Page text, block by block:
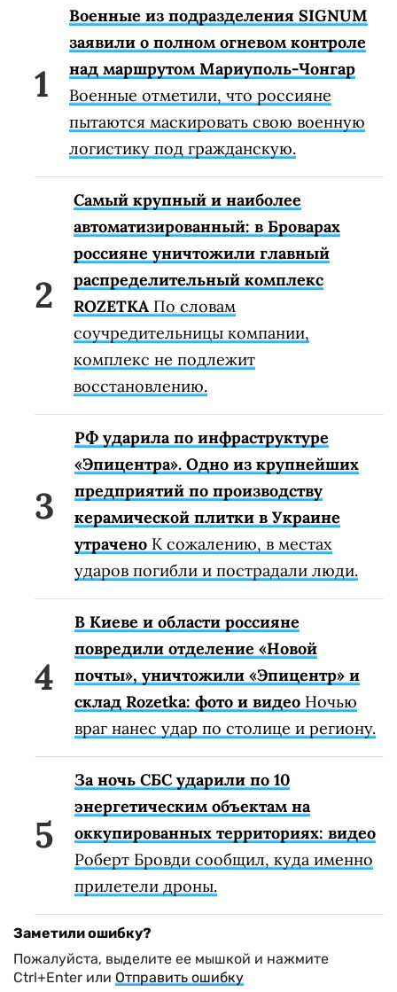
Военные из подразделения SIGNUM
заявили о полном огневом контроле
над маршрутом Мариуполь-Чонгар
Военные отметили, что россияне
пытаются маскировать свою военную
логистику под гражданскую.
Самый крупный и наиболее
автоматизированный: в Броварах
россияне уничтожили главный
распределительный комплекс
ROZETKA По словам
соучредительницы компании,
комплекс не подлежит
восстановлению.
РФ ударила по инфраструктуре
«Эпицентра». Одно из крупнейших
предприятий по производству
керамической плитки в Украине
утрачено К сожалению, в местах
ударов погибли и пострадали люди.
В Киеве и области россияне
повредили отделение «Новой
почты», уничтожили «Эпицентр» и
склад Rozetka: фото и видео Ночью
враг нанес удар по столице и региону.
За ночь СБС ударили по 10
энергетическим объектам на
оккупированных территориях: видео
Роберт Бровди сообщил, куда именно
прилетели дроны.
Заметили ошибку?
Пожалуйста, выделите ее мышкой и нажмите
Ctrl+Enter или Отправить ошибку